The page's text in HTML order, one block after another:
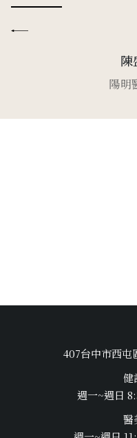
陽明
407台中市西屯
健
週一~週日
醫